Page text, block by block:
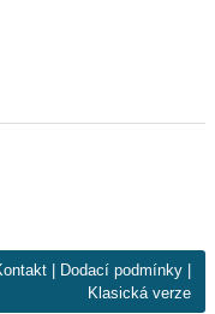
Dodací podmínky